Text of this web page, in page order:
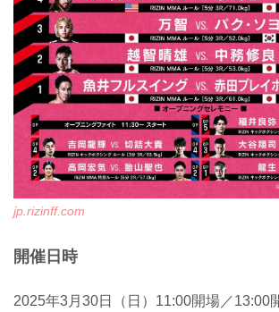
jp.rizinff.com
開催日時
2025年3月30日（日）11:00開場／13:00